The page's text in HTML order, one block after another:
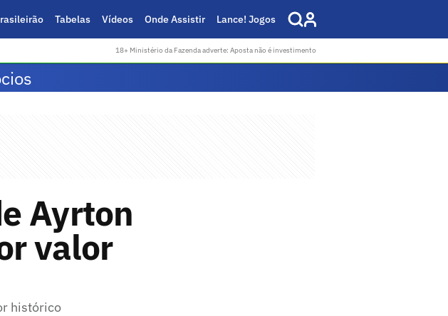
Tabelas Vídeos Onde Assistir Lance! Jogos
18+ Ministério da Fazenda adverte: Aposta não é investimento
Ayrton
valor
histórico